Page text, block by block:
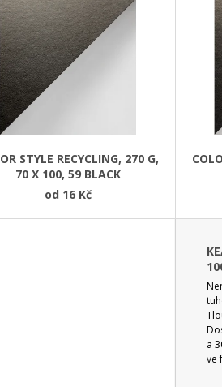
STYLE RECYCLING, 270 G,
70 X 100, 59 BLACK
od 16 Kč
a
ve